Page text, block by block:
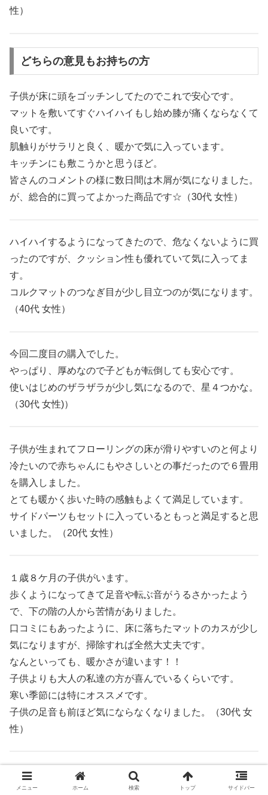
性）
どちらの意見もお持ちの方
子供が床に頭をゴッチンしてたのでこれで安心です。
マットを敷いてすぐハイハイもし始め膝が痛くならなくて
良いです。
肌触りがサラリと良く、暖かで気に入っています。
キッチンにも敷こうかと思うほど。
皆さんのコメントの様に数日間は木屑が気になりました。
が、総合的に買ってよかった商品です☆（30代 女性）
ハイハイするようになってきたので、危なくないように買
ったのですが、クッション性も優れていて気に入ってま
す。
コルクマットのつなぎ目が少し目立つのが気になります。
（40代 女性）
今回二度目の購入でした。
やっぱり、厚めなので子どもが転倒しても安心です。
使いはじめのザラザラが少し気になるので、星４つかな。
（30代 女性)）
子供が生まれてフローリングの床が滑りやすいのと何より
冷たいので赤ちゃんにもやさしいとの事だったので６畳用
を購入しました。
とても暖かく歩いた時の感触もよくて満足しています。
サイドパーツもセットに入っているともっと満足すると思
いました。（20代 女性）
１歳８ケ月の子供がいます。
歩くようになってきて足音や転ぶ音がうるさかったよう
で、下の階の人から苦情がありました。
口コミにもあったように、床に落ちたマットのカスが少し
気になりますが、掃除すれば全然大丈夫です。
なんといっても、暖かさが違います！！
子供よりも大人の私達の方が喜んでいるくらいです。
寒い季節には特にオススメです。
子供の足音も前ほど気にならなくなりました。（30代 女
性）
カーペットを敷き詰めていたダイニングをハイハイ目前の
娘のためにリフォーム！
メニュー ホーム 検索 トップ サイドバー